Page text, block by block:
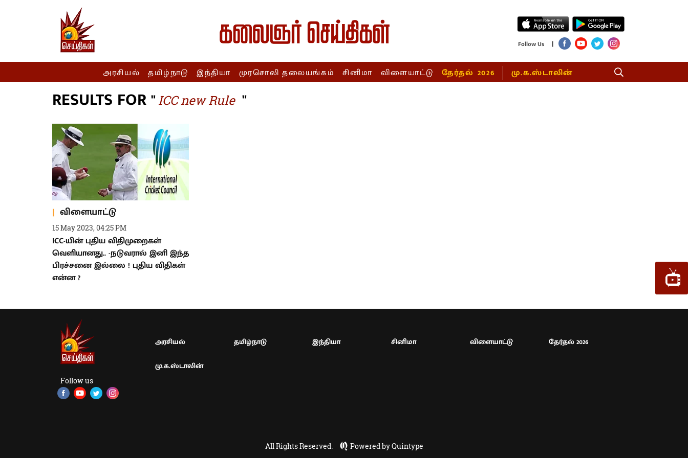
Follow Us |
அரசியல் தமிழ்நாடு இந்தியா முரசொலி தலையங்கம் சினிமா விளையாட்டு தேர்தல் 2026 மு.க.ஸ்டாலின்
RESULTS FOR "ICC new Rule "
விளையாட்டு
15 May 2023, 04:25 PM
ICC-யின் புதிய விதிமுறைகள்
வெளியானது.. -நடுவரால் இனி இந்த
பிரச்சனை இல்லை ! புதிய விதிகள்
என்ன ?
Follow us
அரசியல் தமிழ்நாடு இந்தியா சினிமா விளையாட்டு தேர்தல் 2026
மு.க.ஸ்டாலின்
All Rights Reserved. Powered by Quintype